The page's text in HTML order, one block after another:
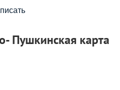
Пушкинская карта